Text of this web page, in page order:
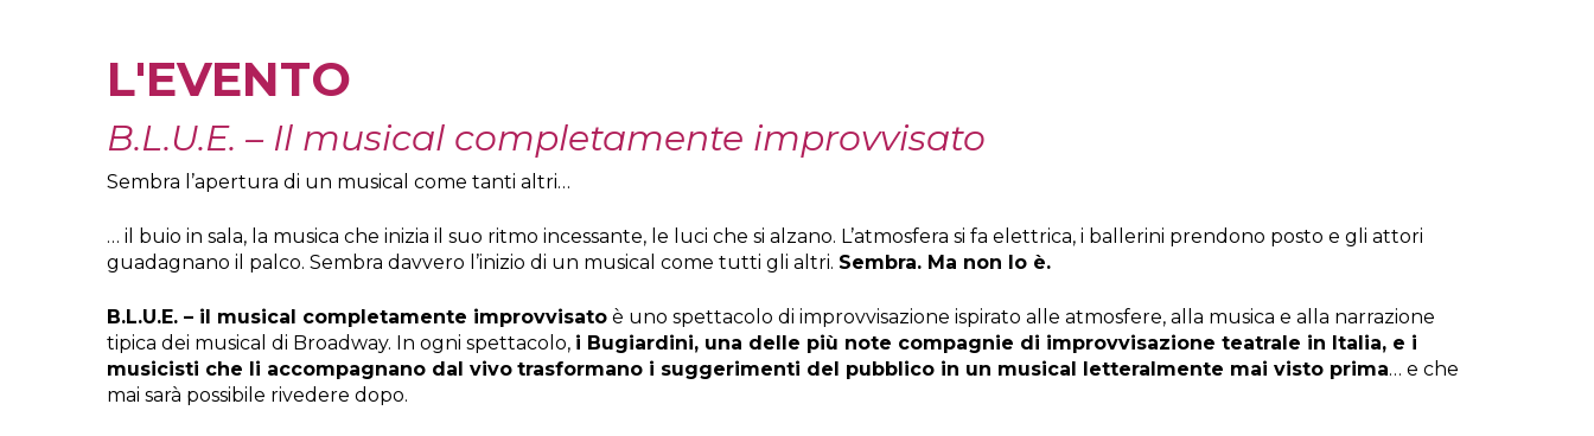
L'EVENTO
B.L.U.E. – Il musical completamente improvvisato
Sembra l’apertura di un musical come tanti altri…
… il buio in sala, la musica che inizia il suo ritmo incessante, le luci che si alzano. L’atmosfera si fa elettrica, i ballerini prendono posto e gli attori
guadagnano il palco. Sembra davvero l’inizio di un musical come tutti gli altri. Sembra. Ma non lo è.
B.L.U.E. – il musical completamente improvvisato è uno spettacolo di improvvisazione ispirato alle atmosfere, alla musica e alla narrazione
tipica dei musical di Broadway. In ogni spettacolo, i Bugiardini, una delle più note compagnie di improvvisazione teatrale in Italia, e i
musicisti che li accompagnano dal vivo trasformano i suggerimenti del pubblico in un musical letteralmente mai visto prima… e che
mai sarà possibile rivedere dopo.